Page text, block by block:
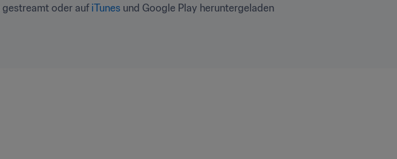
gestreamt oder auf iTunes und Google Play heruntergeladen